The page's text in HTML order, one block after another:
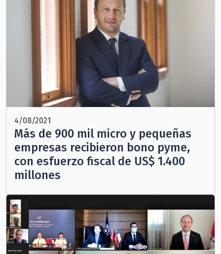
4/08/2021
Más de 900 mil micro y pequeñas
empresas recibieron bono pyme,
con esfuerzo fiscal de US$ 1.400
millones